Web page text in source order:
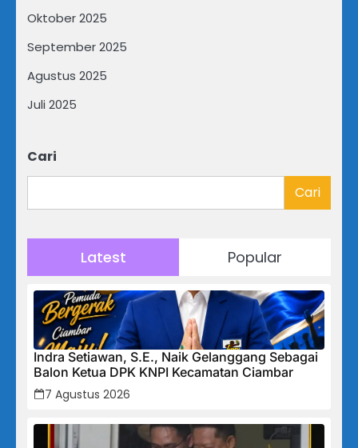
Oktober 2025
September 2025
Agustus 2025
Juli 2025
Cari
Cari
Latest Popular
Indra Setiawan, S.E., Naik Gelanggang Sebagai
Balon Ketua DPK KNPI Kecamatan Ciambar
7 Agustus 2026